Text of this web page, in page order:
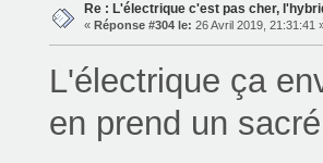
Re : L'électrique c'est pas cher,
« Réponse #304 le: 26 Avril 2019, 21:31:41
L'électrique ça
en prend un